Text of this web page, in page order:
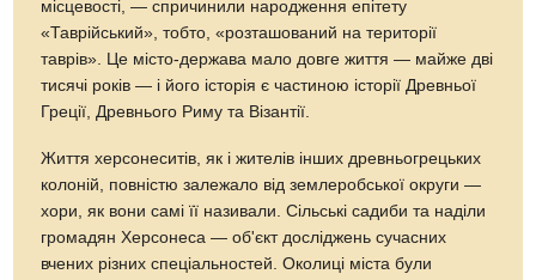
місцевості, — спричинили народження епітету
«Таврійський», тобто, «розташований на території
таврів». Це місто-держава мало довге життя — майже дві
тисячі років — і його історія є частиною історії Древньої
Греції, Древнього Риму та Візантії.
Життя херсонеситів, як і жителів інших древньогрецьких
колоній, повністю залежало від землеробської округи —
хори, як вони самі її називали. Сільські садиби та наділи
громадян Херсонеса — об'єкт досліджень сучасних
вчених різних спеціальностей. Околиці міста були